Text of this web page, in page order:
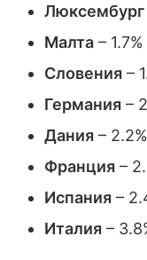
Люксембург
Малта – 1.7%
Словения –
Германия –
Дания – 2.2%
Франция –
Испания –
Италия –